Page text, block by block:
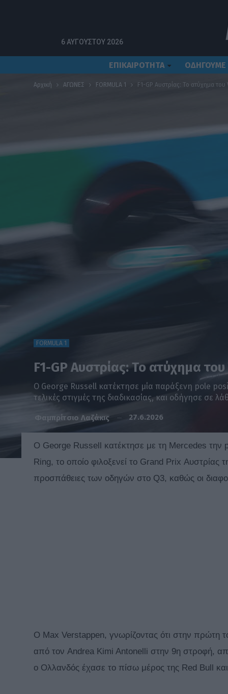
6 ΑΥΓΟΎΣΤΟΥ 2026
ΕΠΙΚΑΙΡΟΤΗΤΑ ΟΔΗΓΟΥΜΕ
Αρχική ΑΓΩΝΕΣ FORMULA 1 F1-GP Αυστρίας: Το ατύχημα
FORMULA 1
F1-GP Αυστρίας: Το ατύχημα
O George Russell κατέκτησε μία παράξενη pole
τελικές στιγμές της διαδικασίας, και οδήγησε σε
Φαμπρίτσιο Λαζάκις 27.6.2026
Ο George Russell κατέκτησε με τη Mercedes
Ring, το οποίο φιλοξενεί το Grand Prix Αυστρίας
προσπάθειες των οδηγών στο Q3, καθώς οι
Ο Max Verstappen, γνωρίζοντας ότι στην πρώτη
από τον Andrea Kimi Antonelli στην 9η στροφή,
ο Ολλανδός έχασε το πίσω μέρος της Red Bull και